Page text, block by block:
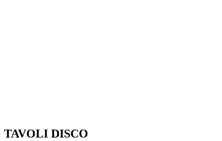
TAVOLI DISCO